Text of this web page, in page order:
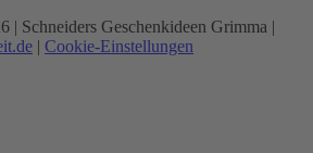
| Schneiders Geschenkideen Grimma |
| Cookie-Einstellungen